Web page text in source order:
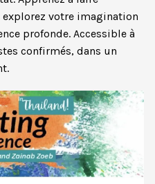
votre imagination
profonde. Accessible à
confirmés, dans un